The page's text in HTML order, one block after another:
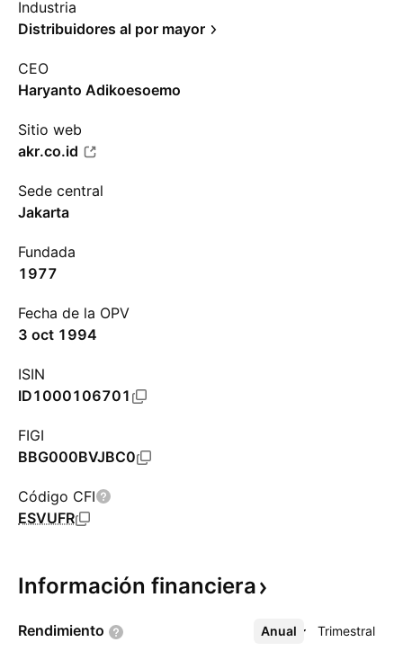
Industria
Distribuidores al por mayor
CEO
Haryanto Adikoesoemo
Sitio web
akr.co.id
Sede central
Jakarta
Fundada
1977
Fecha de la OPV
3 oct 1994
ISIN
ID1000106701
FIGI
BBG000BVJBC0
Código CFI
ESVUFR
Información financiera
Rendimiento Anual Trimestral
Más